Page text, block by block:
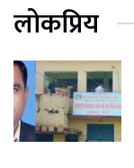
लोकप्रिय